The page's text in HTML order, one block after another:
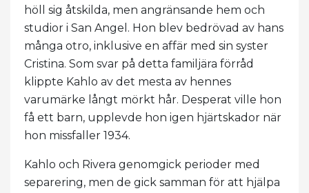
höll sig åtskilda, men angränsande hem och
studior i San Angel. Hon blev bedrövad av hans
många otro, inklusive en affär med sin syster
Cristina. Som svar på detta familjära förråd
klippte Kahlo av det mesta av hennes
varumärke långt mörkt hår. Desperat ville hon
få ett barn, upplevde hon igen hjärtskador när
hon missfaller 1934.
Kahlo och Rivera genomgick perioder med
separering, men de gick samman för att hjälpa